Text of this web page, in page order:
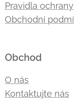
Pravidla
Obchodní
Obchod
O nás
Kontaktujte nás